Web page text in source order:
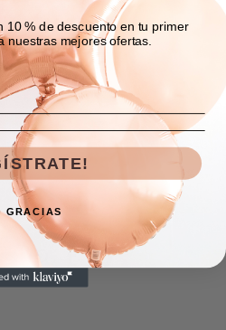
10 % de descuento en tu primer
nuestras mejores ofertas.
GRACIAS